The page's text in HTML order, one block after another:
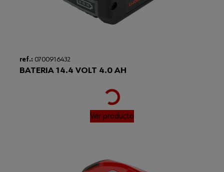
ref.: 0700916432
BATERIA 14.4 VOLT 4.0 AH
Loading...
Ver producto